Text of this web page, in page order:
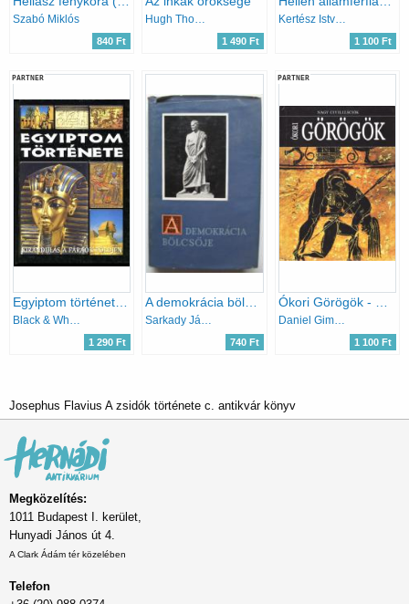
Szabó Miklós
840 Ft
Hugh Thomson
1 490 Ft
Kertész István
1 100 Ft
PARTNER
1 290 Ft 740 Ft
PARTNER
Daniel Gimeno (szerk.)
1 100 Ft
Josephus Flavius A zsidók története c. antikvár könyv
Megközelítés:
1011 Budapest I. kerület,
Hunyadi János út 4.
A Clark Ádám tér közelében
Telefon